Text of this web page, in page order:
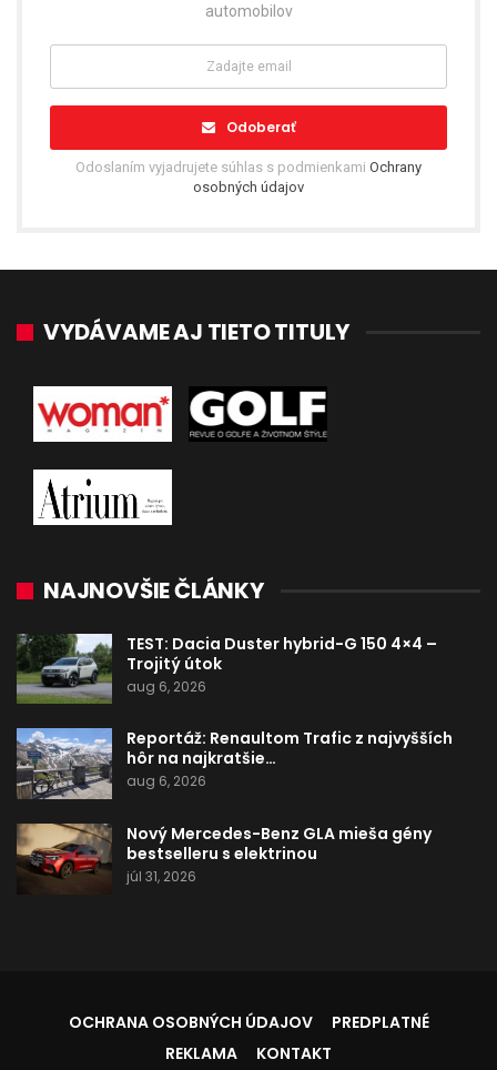
automobilov
Odoberať
Odoslaním vyjadrujete súhlas s podmienkami Ochrany
osobných údajov
VYDÁVAME AJ TIETO TITULY
NAJNOVŠIE ČLÁNKY
TEST: Dacia Duster hybrid-G 150 4×4 –
Trojitý útok
aug 6, 2026
Reportáž: Renaultom Trafic z najvyšších
hôr na najkratšie…
aug 6, 2026
Nový Mercedes-Benz GLA mieša gény
bestselleru s elektrinou
júl 31, 2026
OCHRANA OSOBNÝCH ÚDAJOV
PREDPLATNÉ
REKLAMA
KONTAKT